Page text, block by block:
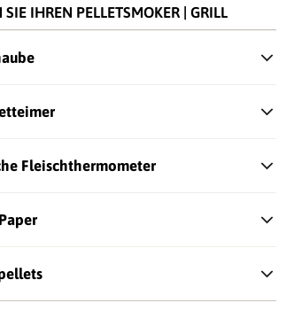
SIE IHREN PELLETSMOKER | GRILL
Fleischthermometer